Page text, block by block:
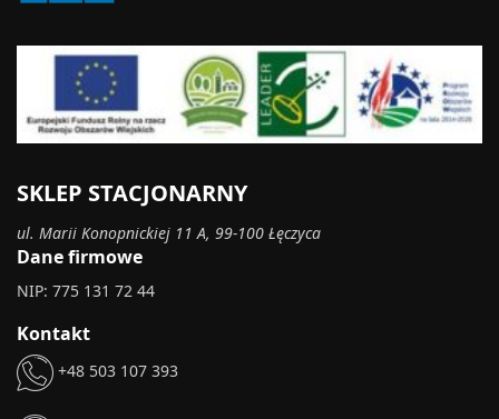
SKLEP STACJONARNY
ul. Marii Konopnickiej 11 A, 99-100 Łęczyca
Dane firmowe
NIP: 775 131 72 44
Kontakt
+48 503 107 393